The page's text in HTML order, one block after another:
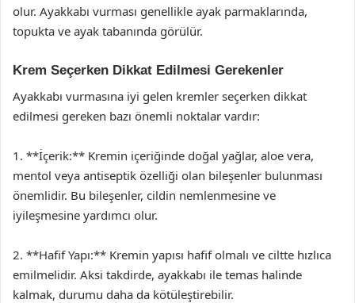
olur. Ayakkabı vurması genellikle ayak parmaklarında,
topukta ve ayak tabanında görülür.
Krem Seçerken Dikkat Edilmesi Gerekenler
Ayakkabı vurmasına iyi gelen kremler seçerken dikkat
edilmesi gereken bazı önemli noktalar vardır:
1. **İçerik:** Kremin içeriğinde doğal yağlar, aloe vera,
mentol veya antiseptik özelliği olan bileşenler bulunması
önemlidir. Bu bileşenler, cildin nemlenmesine ve
iyileşmesine yardımcı olur.
2. **Hafif Yapı:** Kremin yapısı hafif olmalı ve ciltte hızlıca
emilmelidir. Aksi takdirde, ayakkabı ile temas halinde
kalmak, durumu daha da kötüleştirebilir.